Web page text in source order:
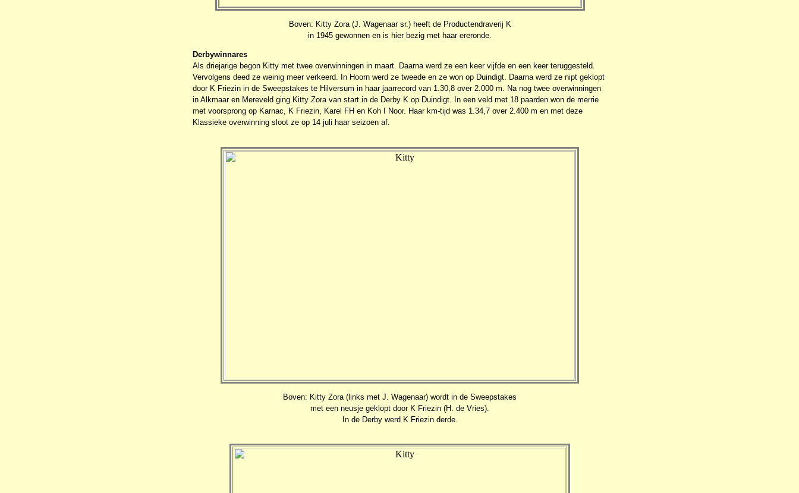
Boven: Kitty Zora (J. Wagenaar sr.) heeft de Productendraverij K
in 1945 gewonnen en is hier bezig met haar ereronde.
Derbywinnares
Als driejarige begon Kitty met twee overwinningen in maart. Daarna werd ze een keer vijfde en een keer teruggesteld.
Vervolgens deed ze weinig meer verkeerd. In Hoorn werd ze tweede en ze won op Duindigt. Daarna werd ze nipt geklopt
door K Friezin in de Sweepstakes te Hilversum in haar jaarrecord van 1.30,8 over 2.000 m. Na nog twee overwinningen
in Alkmaar en Mereveld ging Kitty Zora van start in de Derby K op Duindigt. In een veld met 18 paarden won de merrie
met voorsprong op Karnac, K Friezin, Karel FH en Koh I Noor. Haar km-tijd was 1.34,7 over 2.400 m en met deze
Klassieke overwinning sloot ze op 14 juli haar seizoen af.
Boven: Kitty Zora (links met J. Wagenaar) wordt in de Sweepstakes
met een neusje geklopt door K Friezin (H. de Vries).
In de Derby werd K Friezin derde.